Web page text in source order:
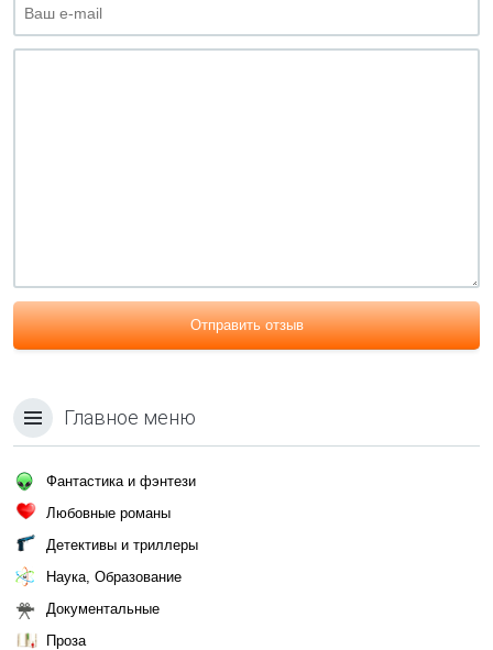
Отправить отзыв
Главное меню
Фантастика и фэнтези
Любовные романы
Детективы и триллеры
Наука, Образование
Документальные
Проза